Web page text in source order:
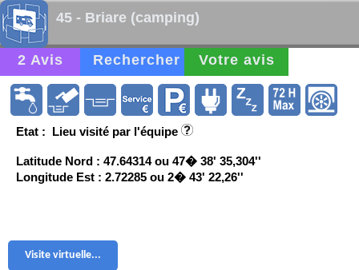
45 - Briare (camping)
2 Avis Rechercher Votre avis
Etat : Lieu visité par l'équipe
Latitude Nord : 47.64314 ou 47� 38' 35,304''
Longitude Est : 2.72285 ou 2� 43' 22,26''
Visite virtuelle...